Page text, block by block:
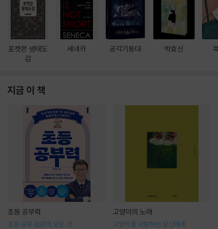
포켓몬 생태도
감
세네카 공각기동대 박효신
지금 이 책
초등 공부력
초등 공부 습관의 모든 것
고양이의 노래
고양이를 사랑하는 당신에게